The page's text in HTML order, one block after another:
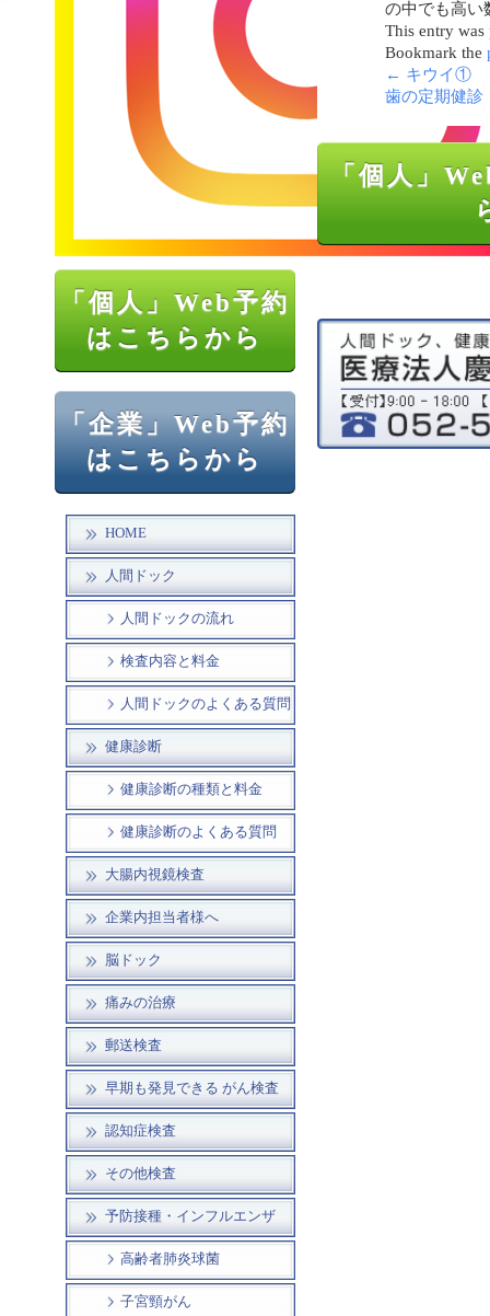
「個人」Web予約
はこちらから
「企業」Web予約
はこちらから
HOME
人間ドック
人間ドックの流れ
検査内容と料金
人間ドックのよくある質問
健康診断
健康診断の種類と料金
健康診断のよくある質問
大腸内視鏡検査
企業内担当者様へ
脳ドック
痛みの治療
郵送検査
早期も発見できる がん検査
認知症検査
その他検査
予防接種・インフルエンザ
高齢者肺炎球菌
子宮頸がん
の中でも高い
This entry
Bookmark the
← キウイ①
歯の定期健診
「個人」